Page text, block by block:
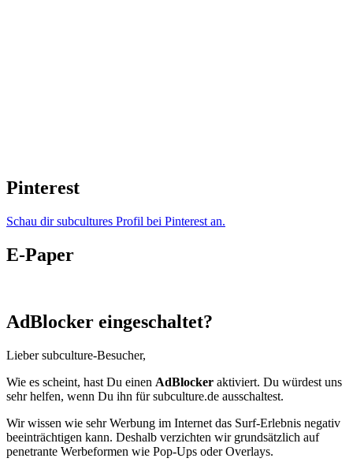
Pinterest
Schau dir subcultures Profil bei Pinterest an.
E-Paper
AdBlocker eingeschaltet?
Lieber subculture-Besucher,
Wie es scheint, hast Du einen AdBlocker aktiviert. Du würdest uns
sehr helfen, wenn Du ihn für subculture.de ausschaltest.
Wir wissen wie sehr Werbung im Internet das Surf-Erlebnis negativ
beeinträchtigen kann. Deshalb verzichten wir grundsätzlich auf
penetrante Werbeformen wie Pop-Ups oder Overlays.